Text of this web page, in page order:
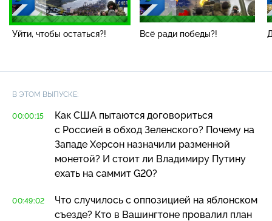
Уйти, чтобы остаться?! Всё ради победы?!
В ЭТОМ ВЫПУСКЕ:
00:00:15
Как США пытаются договориться
с Россией в обход Зеленского? Почему на
Западе Херсон назначили разменной
монетой? И стоит ли Владимиру Путину
ехать на саммит G20?
00:49:02
Что случилось с оппозицией на яблонском
съезде? Кто в Вашингтоне провалил план